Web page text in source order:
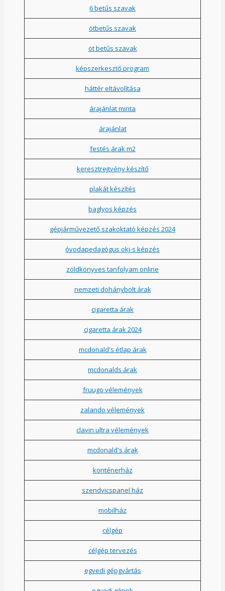
6 betűs szavak
ötbetűs szavak
öt betűs szavak
képszerkesztő program
háttér eltávolítása
árajánlat minta
árajánlat
festés árak m2
keresztrejtvény készítő
plakát készítés
baglyos képzés
gépjárművezető szakoktató képzés 2024
óvodapedagógus okj-s képzés
zöldkönyves tanfolyam online
nemzeti dohánybolt árak
cigaretta árak
cigaretta árak 2024
mcdonald's étlap árak
mcdonalds árak
fruugo vélemények
zalando vélemények
clavin ultra vélemények
mcdonald's árak
konténerház
szendvicspanel ház
mobilház
célgép
célgép tervezés
egyedi gépgyártás